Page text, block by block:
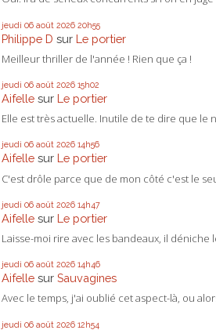
jeudi 06 août 2026 20h55
Philippe D sur Le portier
Meilleur thriller de l'année ! Rien que ça !
jeudi 06 août 2026 15h02
Aifelle sur Le portier
Elle est très actuelle. Inutile de te dire que le
jeudi 06 août 2026 14h56
Aifelle sur Le portier
C'est drôle parce que de mon côté c'est le
jeudi 06 août 2026 14h47
Aifelle sur Le portier
Laisse-moi rire avec les bandeaux, il déniche
jeudi 06 août 2026 14h46
Aifelle sur Sauvagines
Avec le temps, j'ai oublié cet aspect-là, ou
jeudi 06 août 2026 12h54